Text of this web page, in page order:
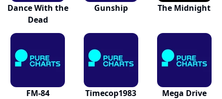
Dance With the
Dead
Gunship The Midnight
FM-84 Timecop1983 Mega Drive